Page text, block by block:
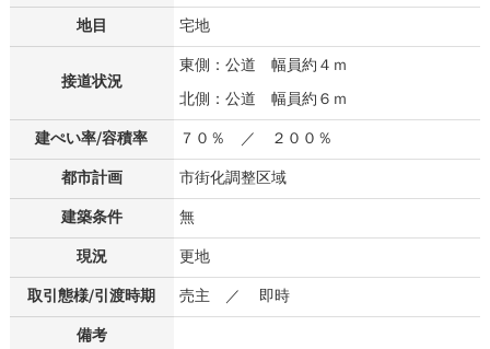
地目 宅地
接道状況
東側：公道 幅員約４ｍ
北側：公道 幅員約６ｍ
建ぺい率/容積率
７０％ ／ ２００％
都市計画
市街化調整区域
建築条件
無
現況
更地
取引態様/引渡時期
売主 ／ 即時
備考